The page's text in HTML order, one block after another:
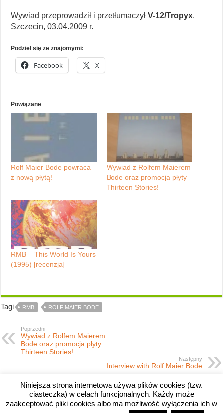
Wywiad przeprowadził i przetłumaczyłV-12/Tropyx.
Szczecin, 03.04.2009 r.
Podziel się ze znajomymi:
Facebook X
Powiązane
Rolf Maier Bode powraca
z nową płytą!
Wywiad z Rolfem Maierem
Bode oraz promocja płyty
Thirteen Stories!
RMB – This World Is Yours
(1995) [recenzja]
Tagi RMB ROLF MAIER BODE
Poprzedni
Wywiad z Rolfem Maierem
Bode oraz promocja płyty
Thirteen Stories!
Następny
Interview with Rolf Maier Bode
Niniejsza strona internetowa używa plików cookies (tzw.
ciasteczka) w celach funkcjonalnych. Każdy może
zaakceptować pliki cookies albo ma możliwość wyłączenia ich w